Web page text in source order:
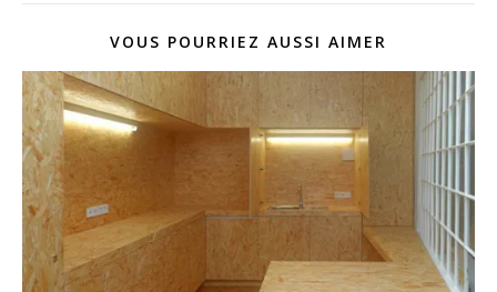
VOUS POURRIEZ AUSSI AIMER